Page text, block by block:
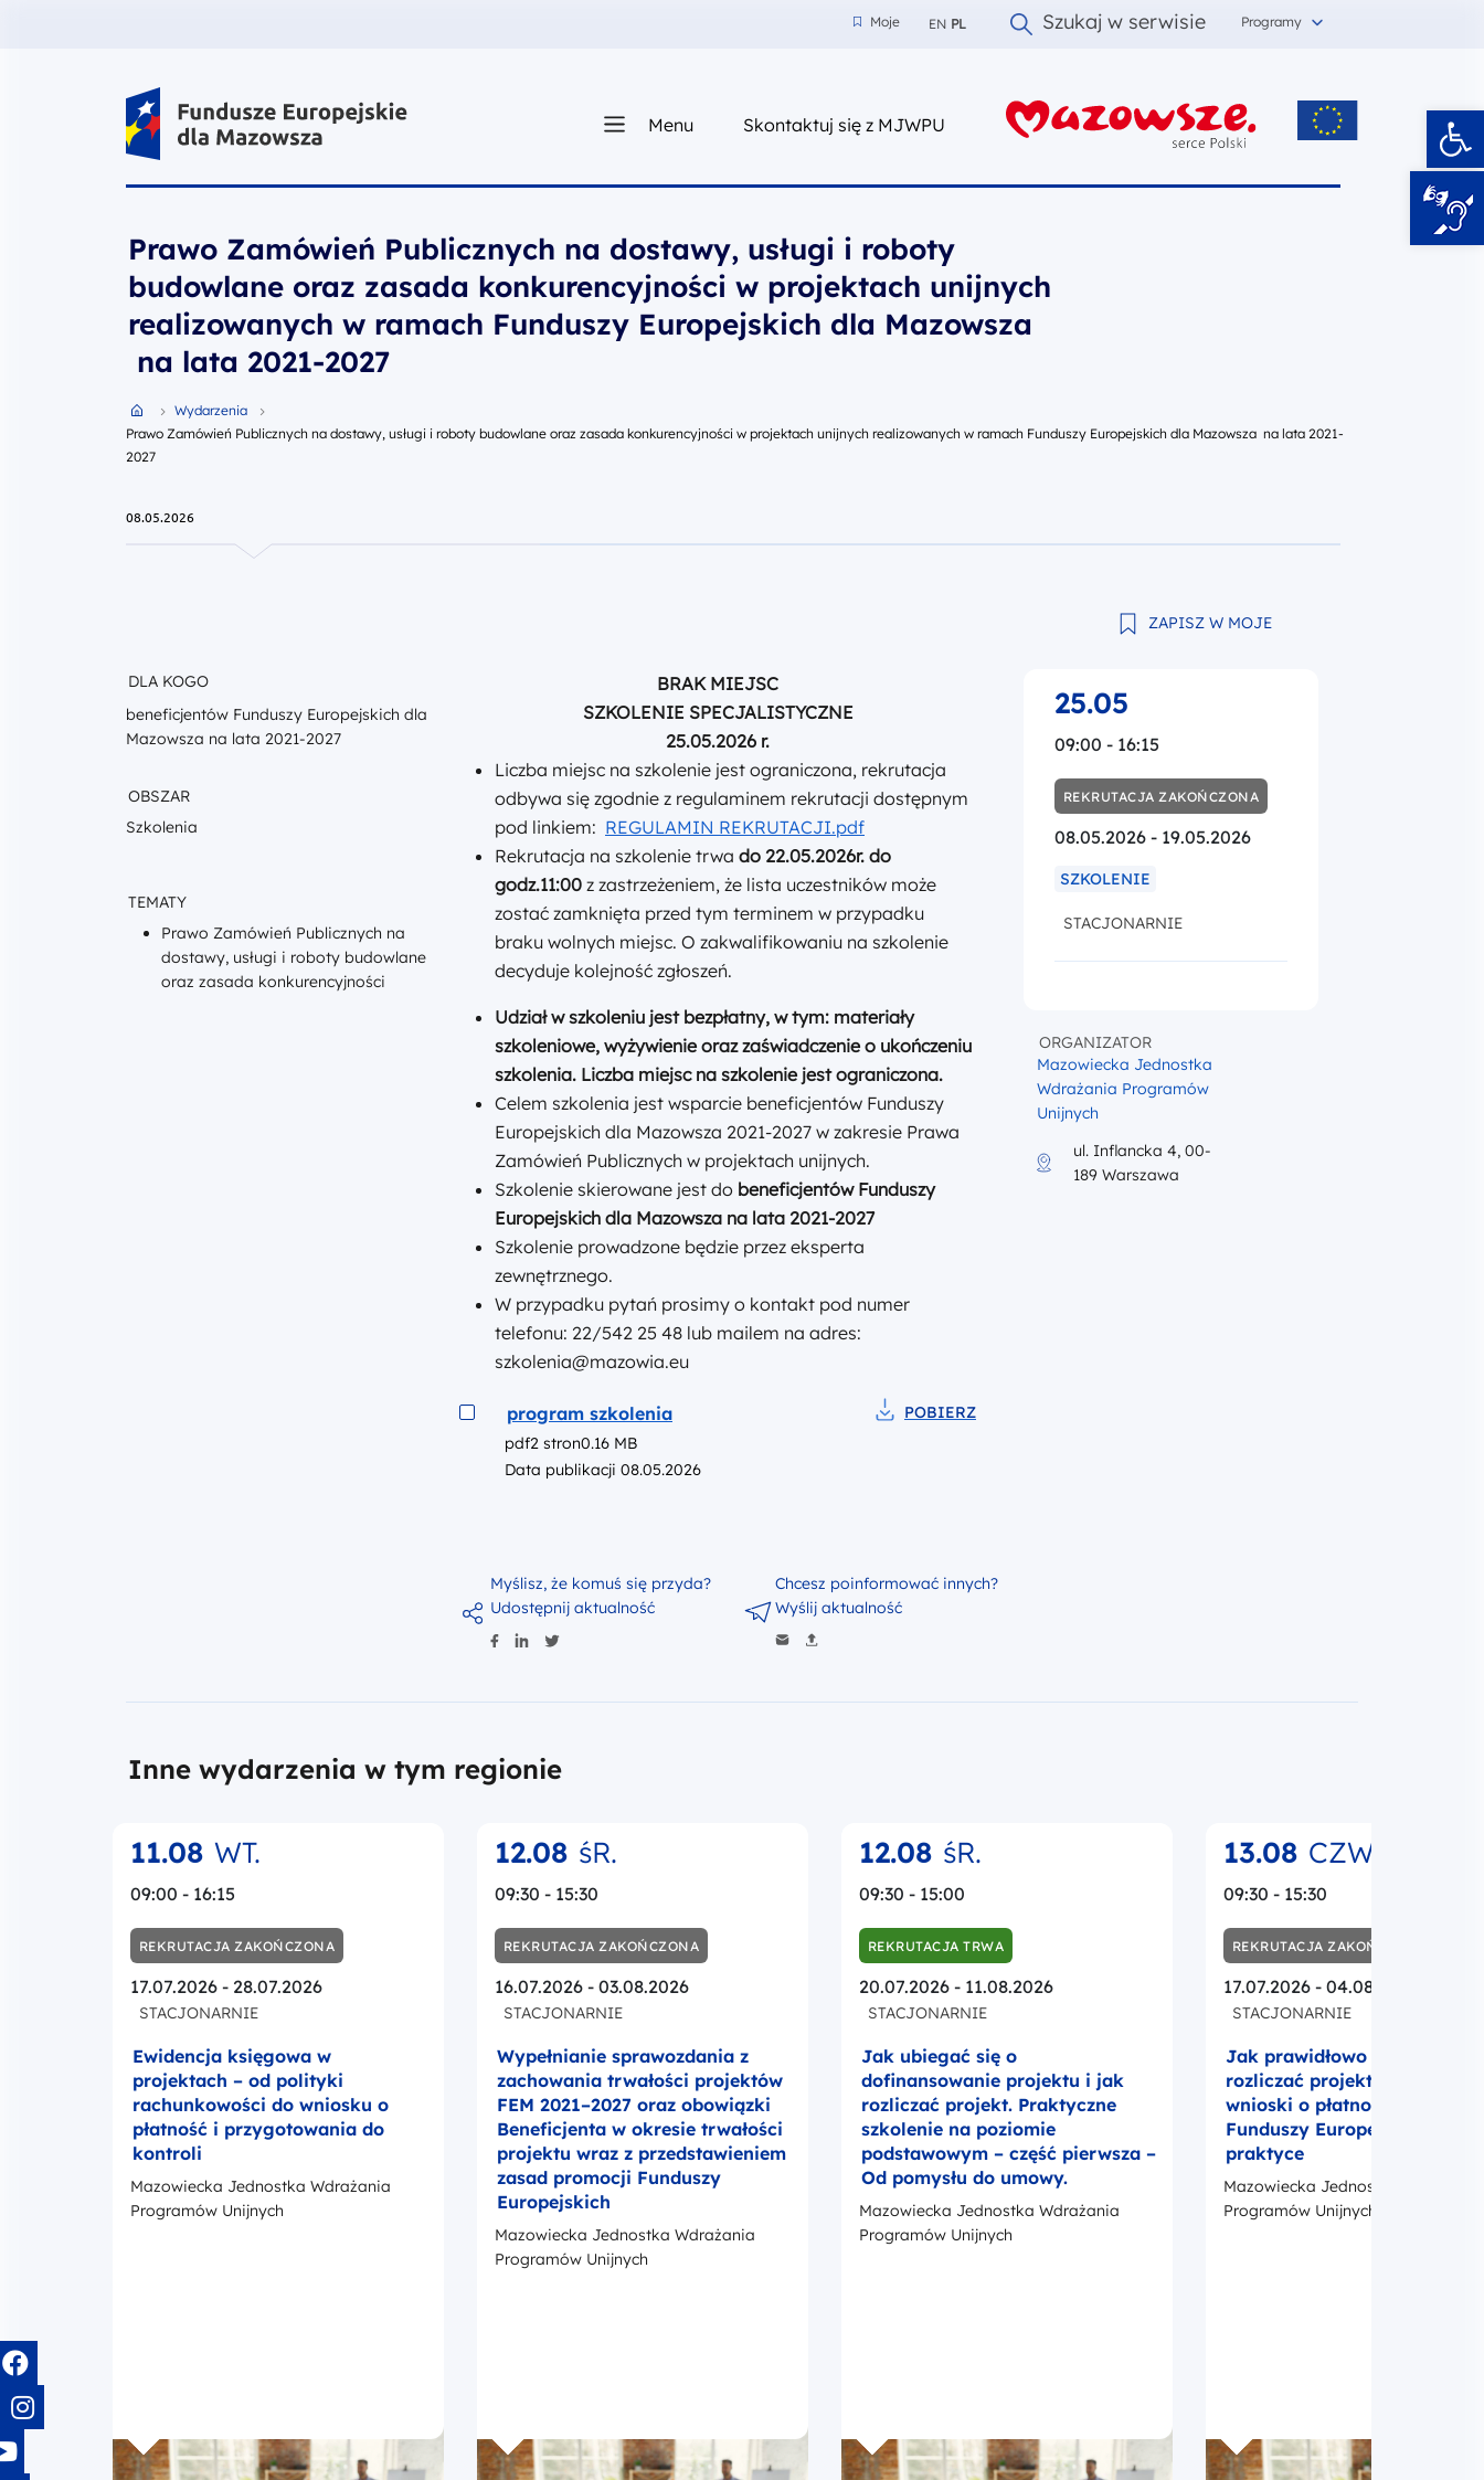
Moje
Moje EN PL Szukaj w serwisie Programy
Fundusze Europejskie dla Mazowsza Menu Skontaktuj się z MJWPUz nami
Prawo Zamówień Publicznych na dostawy, usługi i roboty
budowlane oraz zasada konkurencyjności w projektach unijnych
realizowanych w ramach Funduszy Europejskich dla Mazowsza
na lata 2021-2027
Przejdź do strony głównej portalu
Wydarzenia
Prawo Zamówień Publicznych na dostawy, usługi i roboty budowlane oraz zasada konkurencyjności w projektach unijnych realizowanych w ramach Funduszy Europejskich dla Mazowsza na lata 2021-
2027
08.05.2026
ZAPISZ W MOJE
DLA KOGO
beneficjentów Funduszy Europejskich dla
Mazowsza na lata 2021-2027
OBSZAR
Szkolenia
TEMATY
Prawo Zamówień Publicznych na
dostawy, usługi i roboty budowlane
oraz zasada konkurencyjności
BRAK MIEJSC
SZKOLENIE SPECJALISTYCZNE
25.05.2026 r.
Liczba miejsc na szkolenie jest ograniczona, rekrutacja
odbywa się zgodnie z regulaminem rekrutacji dostępnym
pod linkiem: REGULAMIN REKRUTACJI.pdf
Rekrutacja na szkolenie trwa do 22.05.2026r. do
godz.11:00 z zastrzeżeniem, że lista uczestników może
zostać zamknięta przed tym terminem w przypadku
braku wolnych miejsc. O zakwalifikowaniu na szkolenie
decyduje kolejność zgłoszeń.
Udział w szkoleniu jest bezpłatny, w tym: materiały
szkoleniowe, wyżywienie oraz zaświadczenie o ukończeniu
szkolenia. Liczba miejsc na szkolenie jest ograniczona.
Celem szkolenia jest wsparcie beneficjentów Funduszy
Europejskich dla Mazowsza 2021-2027 w zakresie Prawa
Zamówień Publicznych w projektach unijnych.
Szkolenie skierowane jest do beneficjentów Funduszy
Europejskich dla Mazowsza na lata 2021-2027
Szkolenie prowadzone będzie przez eksperta
zewnętrznego.
W przypadku pytań prosimy o kontakt pod numer
telefonu: 22/542 25 48 lub mailem na adres:
szkolenia@mazowia.eu
Podgląd
program szkolenia
POBIERZ
pdf2 stron0.16 MB
Data publikacji 08.05.2026
Myślisz, że komuś się przyda?
Udostępnij aktualność
Chcesz poinformować innych?
Wyślij aktualność
25.05
09:00 - 16:15
REKRUTACJA ZAKOŃCZONA
08.05.2026 - 19.05.2026
SZKOLENIE
STACJONARNIE
ORGANIZATOR
Mazowiecka Jednostka
Wdrażania Programów
Unijnych
ul. Inflancka 4, 00-
189 Warszawa
Inne wydarzenia w tym regionie
11.08 WT.
09:00 - 16:15
REKRUTACJA ZAKOŃCZONA
17.07.2026 - 28.07.2026
STACJONARNIE
Ewidencja księgowa w
projektach – od polityki
rachunkowości do wniosku o
płatność i przygotowania do
kontroli
Mazowiecka Jednostka Wdrażania
Programów Unijnych
12.08 śR.
09:30 - 15:30
REKRUTACJA ZAKOŃCZONA
16.07.2026 - 03.08.2026
STACJONARNIE
Wypełnianie sprawozdania z
zachowania trwałości projektów
FEM 2021–2027 oraz obowiązki
Beneficjenta w okresie trwałości
projektu wraz z przedstawieniem
zasad promocji Funduszy
Europejskich
Mazowiecka Jednostka Wdrażania
Programów Unijnych
12.08 śR.
09:30 - 15:00
REKRUTACJA TRWA
20.07.2026 - 11.08.2026
STACJONARNIE
Jak ubiegać się o
dofinansowanie projektu i jak
rozliczać projekt. Praktyczne
szkolenie na poziomie
podstawowym – część pierwsza –
Od pomysłu do umowy.
Mazowiecka Jednostka Wdrażania
Programów Unijnych
13.08 CZW.
09:30 - 15:30
REKRUTACJA ZAKOŃCZONA
17.07.2026 - 04.08.2026
STACJONARNIE
Jak prawidłowo realizować i
rozliczać projekt UE?
wnioski o płatność i
Funduszy Europejskich w
praktyce
Mazowiecka Jednostka Wdrażania
Programów Unijnych